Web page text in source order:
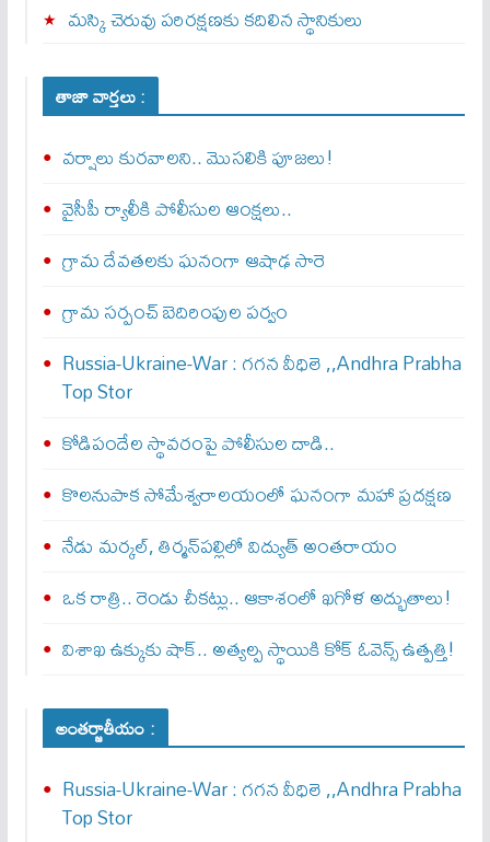
మస్కి చెరువు పరిరక్షణకు కదిలిన స్థానికులు
తాజా వార్తలు :
వర్షాలు కురవాలని.. మొసలికి పూజలు!
వైసీపీ ర్యాలీకి పోలీసుల ఆంక్షలు..
గ్రామ దేవతలకు ఘనంగా ఆషాఢ సారె
గ్రామ సర్పంచ్‌ బెదిరింపుల పర్వం
Russia-Ukraine-War : గ‌గ‌న వీధిలె ,,Andhra Prabha
Top Stor
కోడిపందేల స్థావరంపై పోలీసుల దాడి..
కొలనుపాక సోమేశ్వరాలయంలో ఘనంగా మహా ప్రదక్షణ
నేడు మర్కల్, తిర్మన్‌పల్లిలో విద్యుత్ అంతరాయం
ఒక రాత్రి.. రెండు చీకట్లు.. ఆకాశంలో ఖగోళ అద్భుతాలు!
విశాఖ ఉక్కుకు షాక్.. అత్యల్ప స్థాయికి కోక్ ఓవెన్స్ ఉత్పత్తి!
అంతర్జాతీయం :
Russia-Ukraine-War : గ‌గ‌న వీధిలె ,,Andhra Prabha
Top Stor